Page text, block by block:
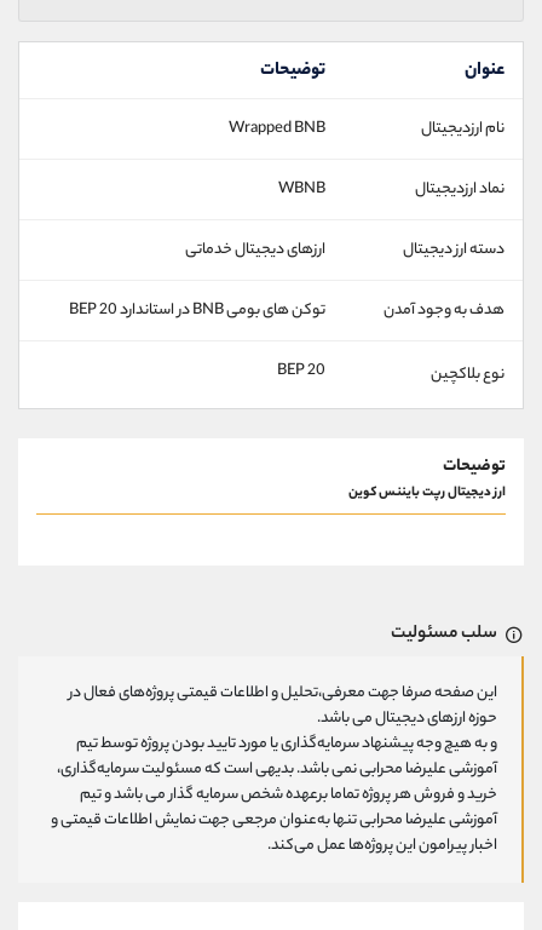
عنوان توضیحات
نام ارزدیجیتال Wrapped BNB
نماد ارزدیجیتال WBNB
دسته ارز دیجیتال ارزهای دیجیتال خدماتی
هدف به وجود آمدن توکن های بومی BNB در استاندارد BEP 20
نوع بلاکچین BEP 20
توضیحات
ارز دیجیتال رپت بایننس کوین
سلب مسئولیت
این صفحه صرفا جهت معرفی،تحلیل و اطلاعات قیمتی پروژه‌های فعال در
حوزه ارزهای دیجیتال می باشد.
و به هیچ وجه پیشنهاد سرمایه‌گذاری یا مورد تایید بودن پروژه توسط تیم
آموزشی علیرضا محرابی نمی باشد. بدیهی است که مسئولیت سرمایه‌گذاری،
خرید و فروش هر پروژه تماما برعهده شخص سرمایه گذار می باشد و تیم
آموزشی علیرضا محرابی تنها به‌عنوان مرجعی جهت نمایش اطلاعات قیمتی و
اخبار پیرامون این پروژه‌‌ها عمل می‌کند.